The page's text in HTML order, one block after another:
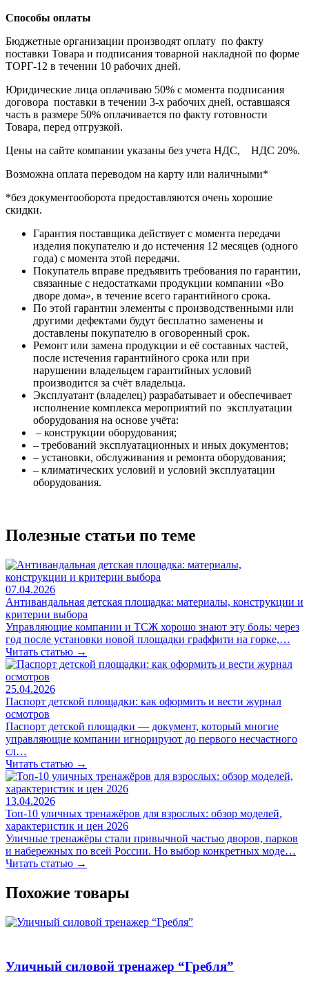
Способы оплаты
Бюджетные организации производят оплату по факту
поставки Товара и подписания товарной накладной по форме
ТОРГ-12 в течении 10 рабочих дней.
Юридические лица оплачиваю 50% с момента подписания
договора поставки в течении 3-х рабочих дней, оставшаяся
часть в размере 50% оплачивается по факту готовности
Товара, перед отгрузкой.
Цены на сайте компании указаны без учета НДС, НДС 20%.
Возможна оплата переводом на карту или наличными*
*без документооборота предоставляются очень хорошие
скидки.
Гарантия поставщика действует с момента передачи
изделия покупателю и до истечения 12 месяцев (одного
года) с момента этой передачи.
Покупатель вправе предъявить требования по гарантии,
связанные с недостатками продукции компании «Во
дворе дома», в течение всего гарантийного срока.
По этой гарантии элементы с производственными или
другими дефектами будут бесплатно заменены и
доставлены покупателю в оговоренный срок.
Ремонт или замена продукции и её составных частей,
после истечения гарантийного срока или при
нарушении владельцем гарантийных условий
производится за счёт владельца.
Эксплуатант (владелец) разрабатывает и обеспечивает
исполнение комплекса мероприятий по эксплуатации
оборудования на основе учёта:
– конструкции оборудования;
– требований эксплуатационных и иных документов;
– установки, обслуживания и ремонта оборудования;
– климатических условий и условий эксплуатации
оборудования.
Полезные статьи по теме
07.04.2026
Антивандальная детская площадка: материалы, конструкции и
критерии выбора
Управляющие компании и ТСЖ хорошо знают эту боль: через
год после установки новой площадки граффити на горке,…
Читать статью →
25.04.2026
Паспорт детской площадки: как оформить и вести журнал
осмотров
Паспорт детской площадки — документ, который многие
управляющие компании игнорируют до первого несчастного
сл…
Читать статью →
13.04.2026
Топ-10 уличных тренажёров для взрослых: обзор моделей,
характеристик и цен 2026
Уличные тренажёры стали привычной частью дворов, парков
и набережных по всей России. Но выбор конкретных моде…
Читать статью →
Похожие товары
Уличный силовой тренажер “Гребля”